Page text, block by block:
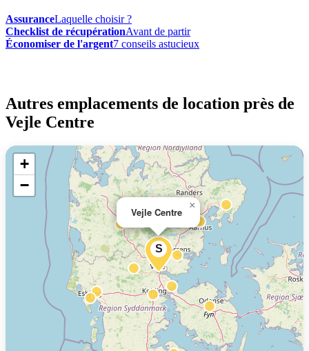
AssuranceLaquelle choisir ?
Checklist de récupérationAvant de partir
Économiser de l'argent7 conseils astucieux
Autres emplacements de location près de
Vejle Centre
S
Vejle Centre
×
+
−